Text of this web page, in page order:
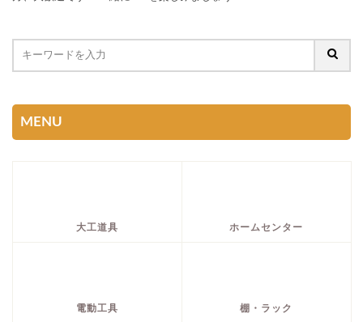
MENU
大工道具 ホームセンター
電動工具 棚・ラック